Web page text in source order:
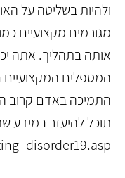
ולהיות בשליטה על
מגורמים מקצועיים
אותה בתהליך. אתה
המטפלים המקצועיים
התמיכה באדם קרוב
תוכל להיעזר במידע